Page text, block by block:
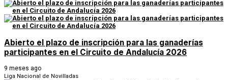
Abierto el plazo de inscripción para las ganaderías
participantes en el Circuito de Andalucía 2026
9 meses ago
Liga Nacional de Novilladas